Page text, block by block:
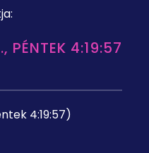
PÉNTEK 4:19:57
4:19:57)